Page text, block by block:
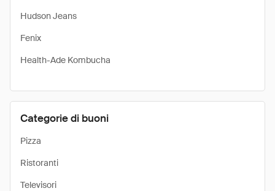
Hudson Jeans
Fenix
Health-Ade Kombucha
Categorie di buoni
Pizza
Ristoranti
Televisori